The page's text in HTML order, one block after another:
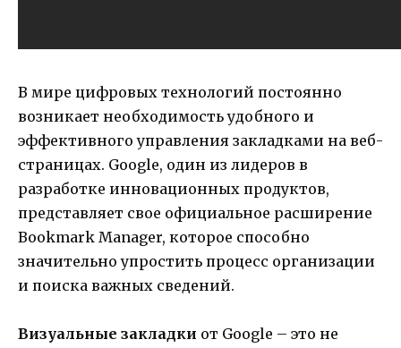
В мире цифровых технологий постоянно
возникает необходимость удобного и
эффективного управления закладками на веб-
страницах. Google, один из лидеров в
разработке инновационных продуктов,
представляет свое официальное расширение
Bookmark Manager, которое способно
значительно упростить процесс организации
и поиска важных сведений.
Визуальные закладки от Google – это не